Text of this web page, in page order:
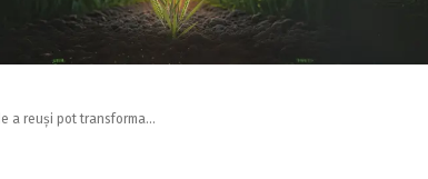
a reuși pot transforma...